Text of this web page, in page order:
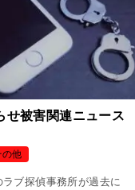
せ被害関連ニュース
の他
ブ探偵事務所が過去に